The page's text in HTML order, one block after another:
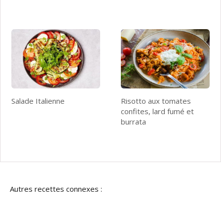
Salade Italienne
Risotto aux tomates
confites, lard fumé et
burrata
Autres recettes connexes :